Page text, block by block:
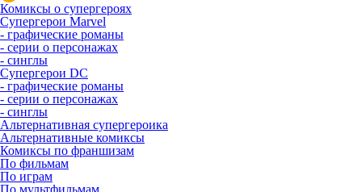
Комиксы о супергероях
Супергерои Marvel
- графические романы
- серии о персонажах
- синглы
Супергерои DC
- графические романы
- серии о персонажах
- синглы
Альтернативная супергероика
Альтернативные комиксы
Комиксы по франшизам
По фильмам
По играм
По мультфильмам